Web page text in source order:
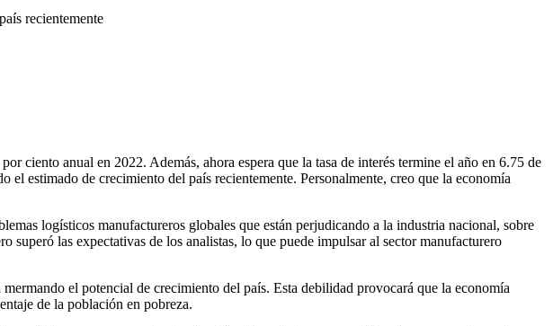
recientemente
anual en 2022. Además, ahora espera que la tasa de interés termine el año en 6.75 de
estimado de crecimiento del país recientemente. Personalmente, creo que la economía
logísticos manufactureros globales que están perjudicando a la industria nacional, sobre
superó las expectativas de los analistas, lo que puede impulsar al sector manufacturero
el potencial de crecimiento del país. Esta debilidad provocará que la economía
de la población en pobreza.